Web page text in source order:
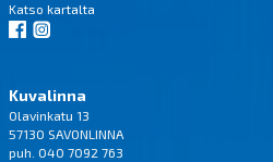
Katso kartalta
Kuvalinna
Olavinkatu 13
57130 SAVONLINNA
puh. 040 7092 763